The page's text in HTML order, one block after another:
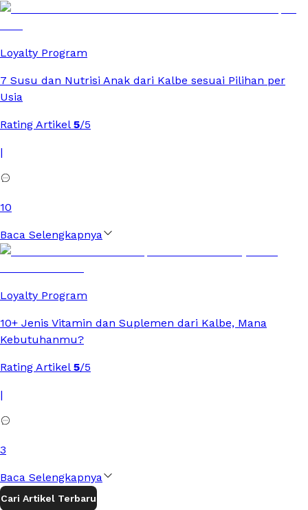
Loyalty Program
7 Susu dan Nutrisi Anak dari Kalbe sesuai Pilihan per
Usia
Rating Artikel 5/5
|
10
Baca Selengkapnya
Loyalty Program
10+ Jenis Vitamin dan Suplemen dari Kalbe, Mana
Kebutuhanmu?
Rating Artikel 5/5
|
3
Baca Selengkapnya
Cari Artikel Terbaru